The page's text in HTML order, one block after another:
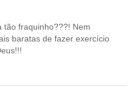
tão fraquinho???! Nem
baratas de fazer exercício